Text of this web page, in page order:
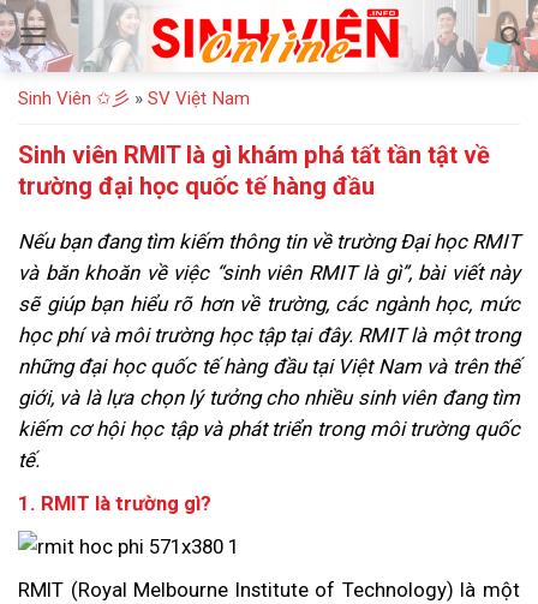
Bỏ
qua
nội
dung
Sinh Viên ✩彡 » SV Việt Nam
Sinh viên RMIT là gì khám phá tất tần tật về
trường đại học quốc tế hàng đầu
Nếu bạn đang tìm kiếm thông tin về trường Đại học RMIT
và băn khoăn về việc “sinh viên RMIT là gì”, bài viết này
sẽ giúp bạn hiểu rõ hơn về trường, các ngành học, mức
học phí và môi trường học tập tại đây. RMIT là một trong
những đại học quốc tế hàng đầu tại Việt Nam và trên thế
giới, và là lựa chọn lý tưởng cho nhiều sinh viên đang tìm
kiếm cơ hội học tập và phát triển trong môi trường quốc
tế.
1. RMIT là trường gì?
RMIT (Royal Melbourne Institute of Technology) là một